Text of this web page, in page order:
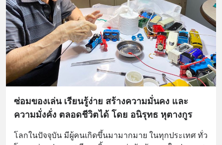
ซ่อมของเล่น เรียนรู้ง่าย สร้างความมั่นคง และ
ความมั่งคั่ง ตลอดชีวิตได้ โดย อนิรุทธ หุตางกูร
โลกในปัจจุบัน มีผู้คนเกิดขึ้นมามากมาย ในทุกประเทศ ทั่ว